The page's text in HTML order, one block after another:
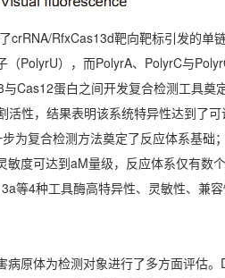
crRNA/RfxCas13d靶向靶标引发的单
PolyrU），而PolyrA、PolyrC与
Cas12蛋白之间开发复合检测工具奠
性，结果表明该系统特异性达到了
为复合检测方法奠定了反应体系基础
度可达到aM量级，反应体系仅有数
4种工具酶高特异性、灵敏性、兼容
原体为检测对象进行了多方面评估